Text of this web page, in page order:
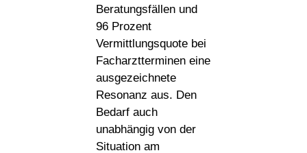
Beratungsfällen und
96 Prozent
Vermittlungsquote bei
Facharztterminen eine
ausgezeichnete
Resonanz aus. Den
Bedarf auch
unabhängig von der
Situation am